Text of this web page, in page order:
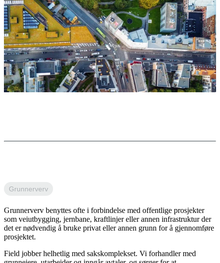
Grunnerverv
Grunnerverv benyttes ofte i forbindelse med offentlige prosjekter
som veiutbygging, jernbane, kraftlinjer eller annen infrastruktur der
det er nødvendig å bruke privat eller annen grunn for å gjennomføre
prosjektet.
Field jobber helhetlig med sakskomplekset. Vi forhandler med